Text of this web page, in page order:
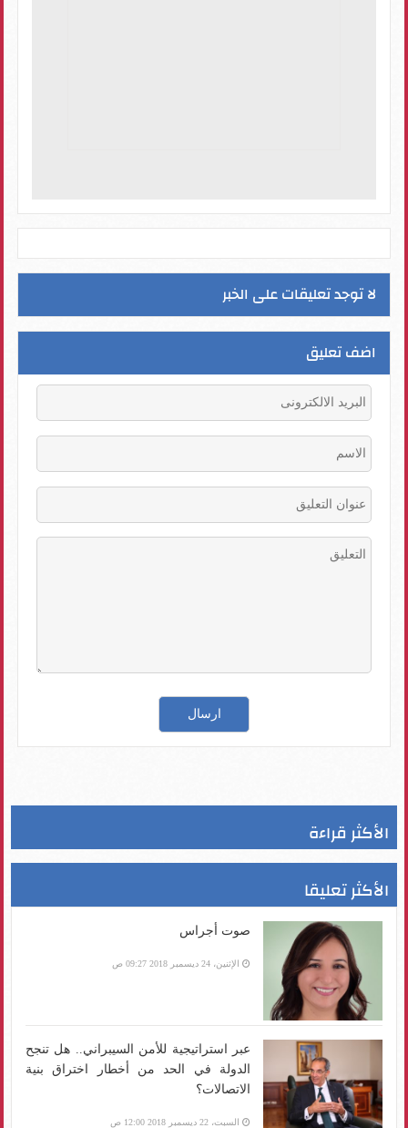
لا توجد تعليقات على الخبر
اضف تعليق
الأكثر قراءة
الأكثر تعليقا
صوت أجراس
الإثنين، 24 ديسمبر 2018 09:27 ص
عبر استراتيجية للأمن السيبراني.. هل تنجح
الدولة في الحد من أخطار اختراق بنية
الاتصالات؟
السبت، 22 ديسمبر 2018 12:00 ص